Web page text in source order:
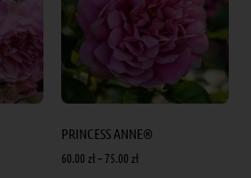
PRINCESS ANNE®
60.00 zł– 75.00 zł